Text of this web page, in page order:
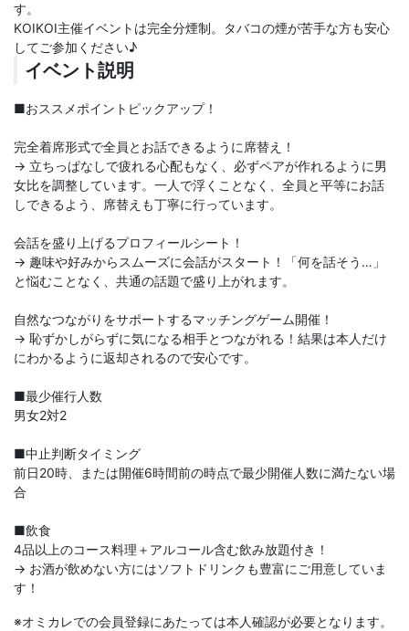
す。
KOIKOI主催イベントは完全分煙制。タバコの煙が苦手な方も安心
してご参加ください♪
イベント説明
■おススメポイントピックアップ！
完全着席形式で全員とお話できるように席替え！
→ 立ちっぱなしで疲れる心配もなく、必ずペアが作れるように男
女比を調整しています。一人で浮くことなく、全員と平等にお話
しできるよう、席替えも丁寧に行っています。
会話を盛り上げるプロフィールシート！
→ 趣味や好みからスムーズに会話がスタート！「何を話そう…」
と悩むことなく、共通の話題で盛り上がれます。
自然なつながりをサポートするマッチングゲーム開催！
→ 恥ずかしがらずに気になる相手とつながれる！結果は本人だけ
にわかるように返却されるので安心です。
■最少催行人数
男女2対2
■中止判断タイミング
前日20時、または開催6時間前の時点で最少開催人数に満たない場
合
■飲食
4品以上のコース料理＋アルコール含む飲み放題付き！
→ お酒が飲めない方にはソフトドリンクも豊富にご用意していま
す！
※オミカレでの会員登録にあたっては本人確認が必要となります。